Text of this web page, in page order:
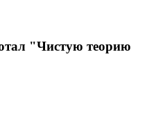
"Чистую теорию